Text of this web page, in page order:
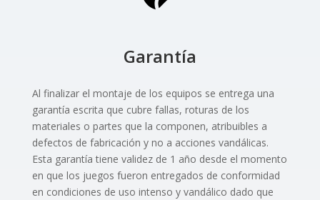
Garantía
Al finalizar el montaje de los equipos se entrega una
garantía escrita que cubre fallas, roturas de los
materiales o partes que la componen, atribuibles a
defectos de fabricación y no a acciones vandálicas.
Esta garantía tiene validez de 1 año desde el momento
en que los juegos fueron entregados de conformidad
en condiciones de uso intenso y vandálico dado que